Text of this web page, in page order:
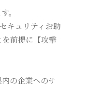
。
キュリティお助
前提に【攻撃
の企業へのサ